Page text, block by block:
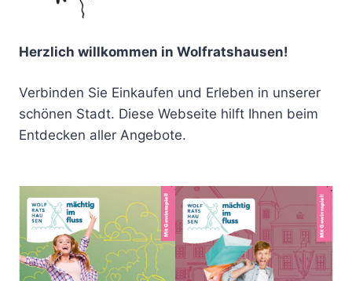
Herzlich willkommen in Wolfratshausen!
Verbinden Sie Einkaufen und Erleben in unserer
schönen Stadt. Diese Webseite hilft Ihnen beim
Entdecken aller Angebote.